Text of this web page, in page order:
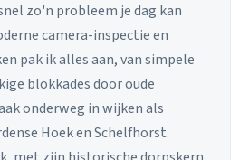
zo'n probleem je dag kan
camera-inspectie en
pak ik alles aan, van simpele
blokkades door oude
onderweg in wijken als
Hoek en Schelfhorst.